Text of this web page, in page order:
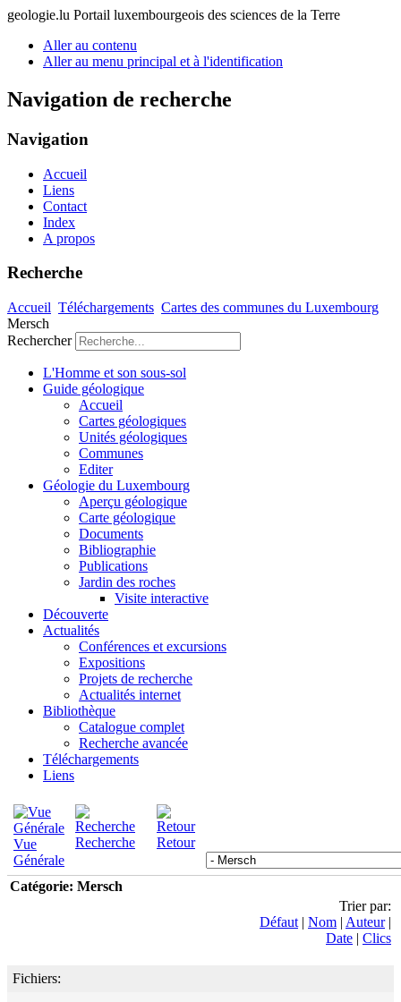
geologie.lu Portail luxembourgeois des sciences de la Terre
Aller au contenu
Aller au menu principal et à l'identification
Navigation de recherche
Navigation
Accueil
Liens
Contact
Index
A propos
Recherche
Accueil Téléchargements Cartes des communes du Luxembourg
Mersch
Rechercher
L'Homme et son sous-sol
Guide géologique
Accueil
Cartes géologiques
Unités géologiques
Communes
Editer
Géologie du Luxembourg
Aperçu géologique
Carte géologique
Documents
Bibliographie
Publications
Jardin des roches
Visite interactive
Découverte
Actualités
Conférences et excursions
Expositions
Projets de recherche
Actualités internet
Bibliothèque
Catalogue complet
Recherche avancée
Téléchargements
Liens
Vue
Générale
Recherche Retour
Catégorie: Mersch
Trier par:
Défaut | Nom | Auteur|
Date | Clics
Fichiers: